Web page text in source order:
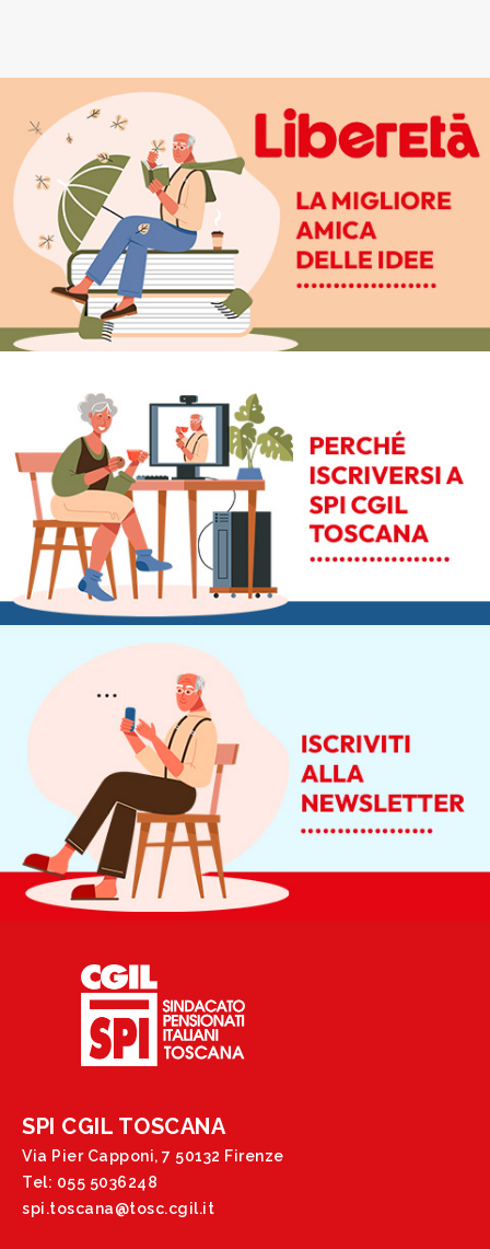
SPI CGIL TOSCANA
Via Pier Capponi, 7 50132 Firenze
Tel: 055 5036248
spi.toscana@tosc.cgil.it